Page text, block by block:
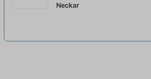
(w/m/d), Mercedes-
Ausbildungsbeginn
Neckar